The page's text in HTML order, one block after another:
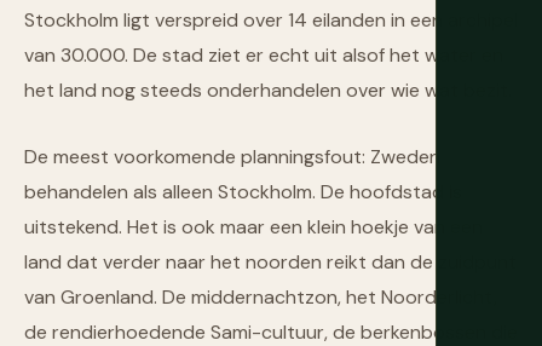
Stockholm ligt verspreid over 14 eilanden in een archipel
van 30.000. De stad ziet er echt uit alsof het water en
het land nog steeds onderhandelen over wie wat bezit.
De meest voorkomende planningsfout: Zweden
behandelen als alleen Stockholm. De hoofdstad is
uitstekend. Het is ook maar een klein hoekje van een
land dat verder naar het noorden reikt dan de zuidpunt
van Groenland. De middernachtzon, het Noorderlicht,
de rendierhoedende Sami-cultuur, de berkenbossen die